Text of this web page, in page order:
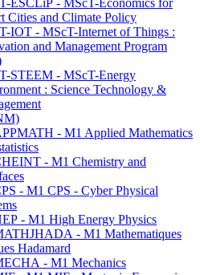
ESCLiP - MScT-Economics for
Cities and Climate Policy
IOT - MScT-Internet of Things :
and Management Program
STEEM - MScT-Energy
: Science Technology &
- M1 Applied Mathematics
- M1 Chemistry and
- M1 CPS - Cyber Physical
- M1 High Energy Physics
- M1 Mathematiques
Hadamard
- M1 Mechanics